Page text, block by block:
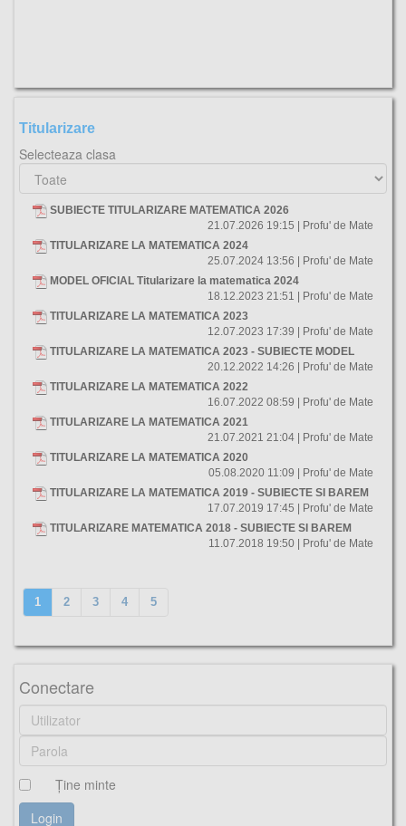
Titularizare
Selecteaza clasa
SUBIECTE TITULARIZARE MATEMATICA 2026
21.07.2026 19:15 | Profu' de Mate
TITULARIZARE LA MATEMATICA 2024
25.07.2024 13:56 | Profu' de Mate
MODEL OFICIAL Titularizare la matematica 2024
18.12.2023 21:51 | Profu' de Mate
TITULARIZARE LA MATEMATICA 2023
12.07.2023 17:39 | Profu' de Mate
TITULARIZARE LA MATEMATICA 2023 - SUBIECTE MODEL
20.12.2022 14:26 | Profu' de Mate
TITULARIZARE LA MATEMATICA 2022
16.07.2022 08:59 | Profu' de Mate
TITULARIZARE LA MATEMATICA 2021
21.07.2021 21:04 | Profu' de Mate
TITULARIZARE LA MATEMATICA 2020
05.08.2020 11:09 | Profu' de Mate
TITULARIZARE LA MATEMATICA 2019 - SUBIECTE SI BAREM
17.07.2019 17:45 | Profu' de Mate
TITULARIZARE MATEMATICA 2018 - SUBIECTE SI BAREM
11.07.2018 19:50 | Profu' de Mate
1 2 3 4 5
Conectare
Ţine minte